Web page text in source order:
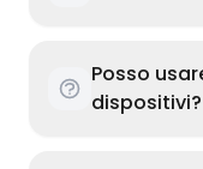
Posso
dispositivi?